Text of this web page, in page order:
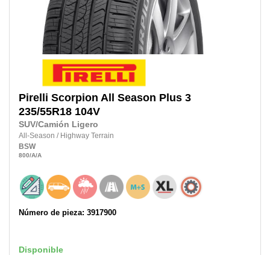
Pirelli Scorpion All Season Plus 3
235/55R18 104V
SUV/Camión Ligero
All-Season / Highway Terrain
BSW
800/A/A
Número de pieza: 3917900
Disponible